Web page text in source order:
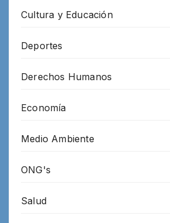
Cultura y Educación
Deportes
Derechos Humanos
Economía
Medio Ambiente
ONG's
Salud